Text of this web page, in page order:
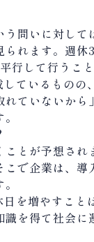
問いに対し
られます。週休3
行して行うこ
しているものの
ていないか
とが予想さ
で企業は、
日を増やすこ
を得て社会